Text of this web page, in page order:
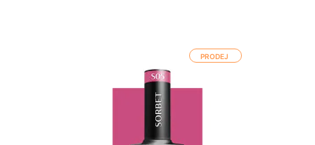
PRODEJ